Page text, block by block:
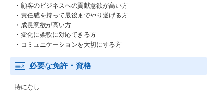
・顧客のビジネスへの貢献意欲が高い方
・責任感を持って最後までやり遂げる方
・成長意欲が高い方
・変化に柔軟に対応できる方
・コミュニケーションを大切にする方
必要な免許・資格
特になし